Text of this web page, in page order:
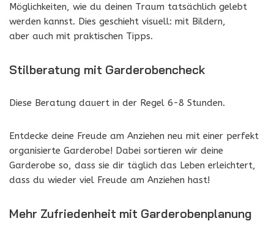
Möglichkeiten, wie du deinen Traum tatsächlich gelebt
werden kannst. Dies geschieht visuell: mit Bildern,
aber auch mit praktischen Tipps.
Stilberatung mit Garderobencheck
Diese Beratung dauert in der Regel 6-8 Stunden.
Entdecke deine Freude am Anziehen neu mit einer perfekt
organisierte Garderobe! Dabei sortieren wir deine
Garderobe so, dass sie dir täglich das Leben erleichtert,
dass du wieder viel Freude am Anziehen hast!
Mehr Zufriedenheit mit Garderobenplanung